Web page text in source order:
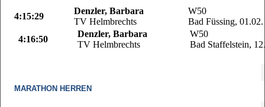
4:15:29
Denzler, Barbara
TV Helmbrechts
W50
Bad Füssing, 01.02.
4:16:50
Denzler, Barbara
TV Helmbrechts
W50
Bad Staffelstein,
MARATHON HERREN